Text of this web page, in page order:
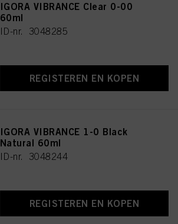
IGORA VIBRANCE Clear 0-00
60ml
ID-nr. 3048285
REGISTEREN EN KOPEN
IGORA VIBRANCE 1-0 Black
Natural 60ml
ID-nr. 3048244
REGISTEREN EN KOPEN